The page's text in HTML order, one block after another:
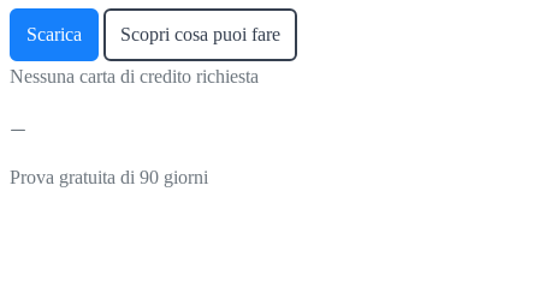
Scarica Scopri cosa puoi fare
Nessuna carta di credito richiesta
Prova gratuita di 90 giorni